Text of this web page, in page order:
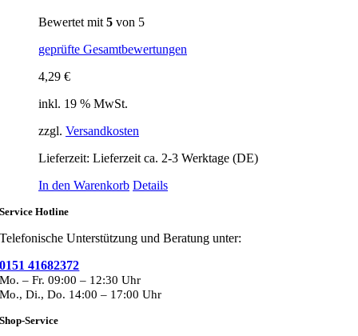
Bewertet mit 5 von 5
geprüfte Gesamtbewertungen
4,29 €
inkl. 19 % MwSt.
zzgl. Versandkosten
Lieferzeit: Lieferzeit ca. 2-3 Werktage (DE)
In den Warenkorb Details
Service Hotline
Telefonische Unterstützung und Beratung unter:
0151 41682372
Mo. – Fr. 09:00 – 12:30 Uhr
Mo., Di., Do. 14:00 – 17:00 Uhr
Shop-Service